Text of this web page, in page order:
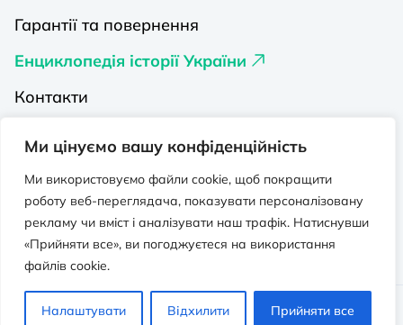
Ми цінуємо вашу конфіденційність
Ми використовуємо файли cookie, щоб покращити
роботу веб-переглядача, показувати персоналізовану
рекламу чи вміст і аналізувати наш трафік. Натиснувши
«Прийняти все», ви погоджуєтеся на використання
файлів cookie.
Налаштувати Відхилити Прийняти все
Гарантії та повернення
Енциклопедія історії України
Контакти
Видавництва на Порталі
Політика конфіденційності
Публічна оферта
Видавничо-освітній проєкт “Портал”.